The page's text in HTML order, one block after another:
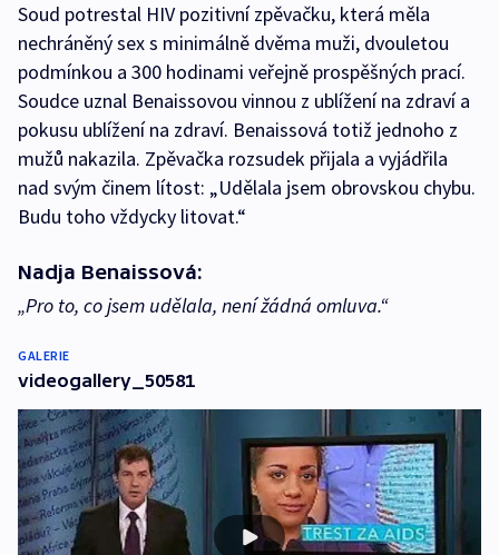
Soud potrestal HIV pozitivní zpěvačku, která měla
nechráněný sex s minimálně dvěma muži, dvouletou
podmínkou a 300 hodinami veřejně prospěšných prací.
Soudce uznal Benaissovou vinnou z ublížení na zdraví a
pokusu ublížení na zdraví. Benaissová totiž jednoho z
mužů nakazila. Zpěvačka rozsudek přijala a vyjádřila
nad svým činem lítost: „Udělala jsem obrovskou chybu.
Budu toho vždycky litovat.“
Nadja Benaissová:
„Pro to, co jsem udělala, není žádná omluva.“
GALERIE
videogallery_50581